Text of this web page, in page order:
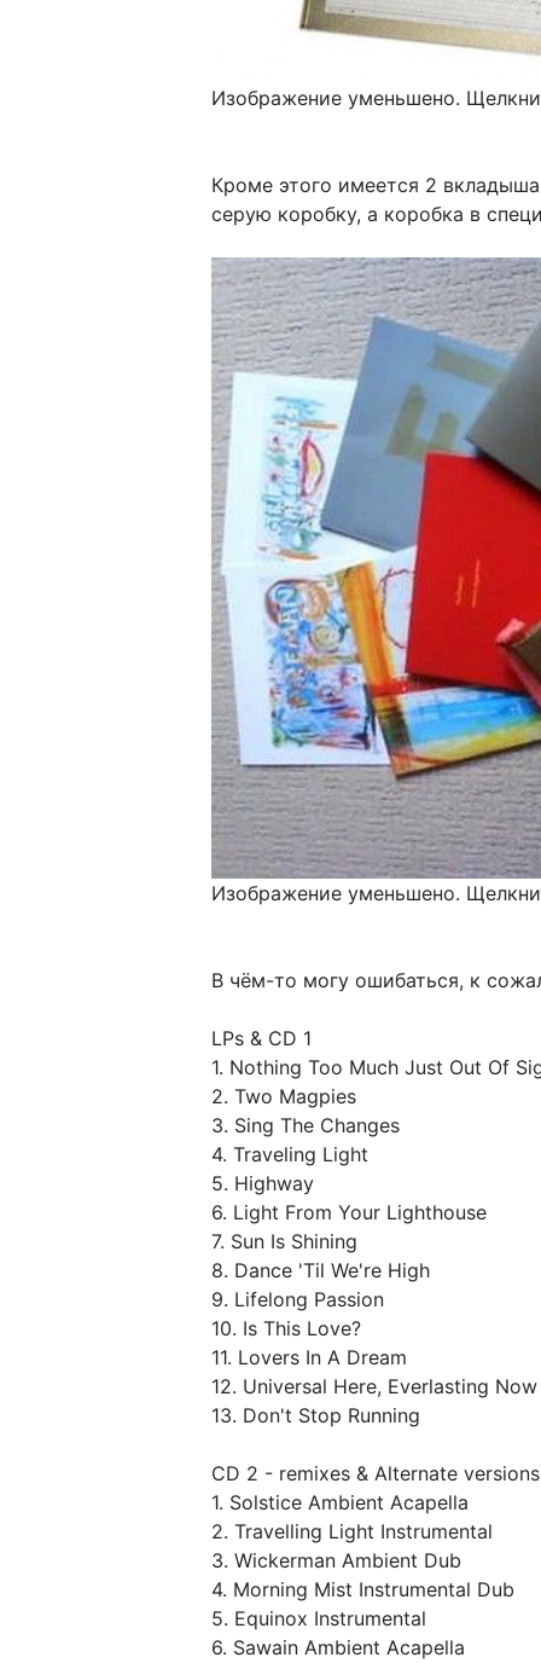
Изображение уменьшено.
Кроме этого имеется 2
серую коробку, а коробка в
Изображение уменьшено.
В чём-то могу ошибаться, к
LPs & CD 1
1. Nothing Too Much Just Out Of
2. Two Magpies
3. Sing The Changes
4. Traveling Light
5. Highway
6. Light From Your Lighthouse
7. Sun Is Shining
8. Dance 'Til We're High
9. Lifelong Passion
10. Is This Love?
11. Lovers In A Dream
12. Universal Here, Everlasting Now
13. Don't Stop Running
CD 2 - remixes & Alternate versions
1. Solstice Ambient Acapella
2. Travelling Light Instrumental
3. Wickerman Ambient Dub
4. Morning Mist Instrumental Dub
5. Equinox Instrumental
6. Sawain Ambient Acapella